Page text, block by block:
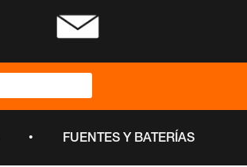
• FUENTES Y BATERÍAS